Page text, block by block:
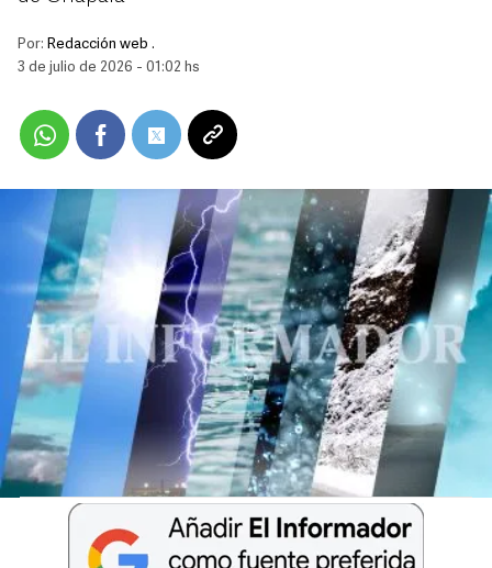
Por: Redacción web .
3 de julio de 2026 - 01:02 hs